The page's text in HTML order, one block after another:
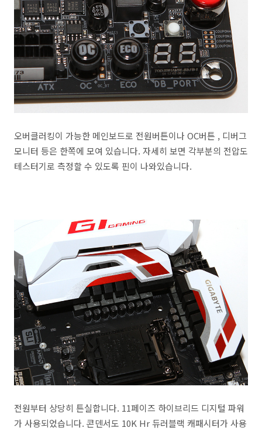
오버클러킹이 가능한 메인보드로 전원버튼이나 OC버튼 , 디버그
모니터 등은 한쪽에 모여 있습니다. 자세히 보면 각부분의 전압도
테스터기로 측정할 수 있도록 핀이 나와있습니다.
전원부터 상당히 튼실합니다. 11페이즈 하이브리드 디지털 파워
가 사용되었습니다. 콘덴서도 10K Hr 듀러블랙 캐패시터가 사용